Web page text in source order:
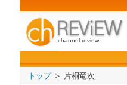
channel review
トップ＞ 片桐竜次